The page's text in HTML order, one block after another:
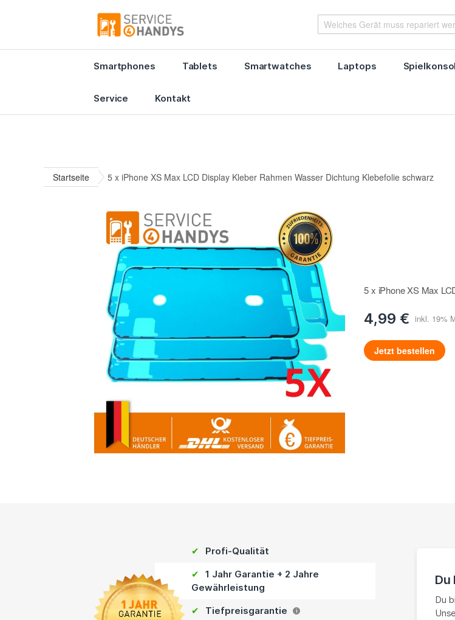
Smartphones Tablets Smartwatches Laptops
Service Kontakt
Startseite 5 x iPhone XS Max LCD Display Kleber Rahmen Wasser Dichtung Klebefolie schwarz
5 x iPhone XS Max
4,99 €
Jetzt bestellen
✔ Profi-Qualität
✔
1 Jahr Garantie + 2 Jahre
Gewährleistung
✔ Tiefpreisgarantie i
Du
Du